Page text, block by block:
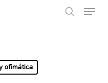
Menu
ofimática